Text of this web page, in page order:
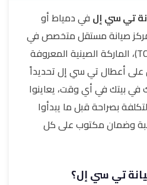
تي سي إل في دمياط أو
مركز صيانة مستقل متخصص في
إصلاح أجهزة تي سي إل (TCL)، الماركة الصينية المعروفة
على أعطال تي سي إل تحديداً
في بيتك في أي وقت، يعاينوا
بصراحة قبل ما يبدأوا
وضمان مكتوب على كل
تي سي إل؟